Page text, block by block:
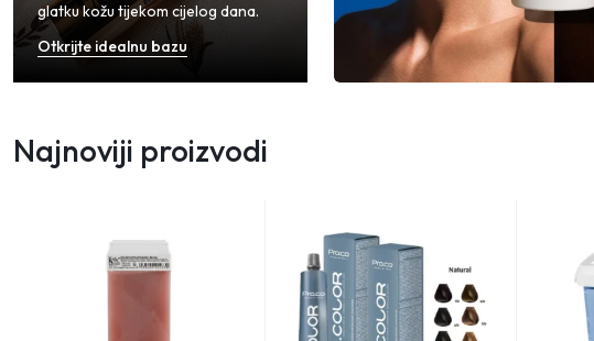
glatku kožu tijekom cijelog dana.
Otkrijte idealnu bazu
Najnoviji proizvodi